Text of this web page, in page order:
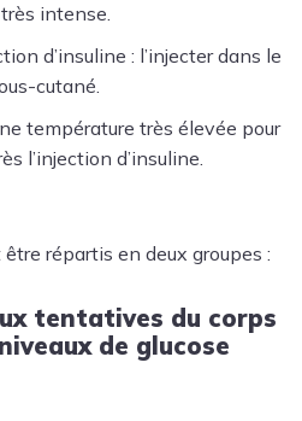
intense.
d’insuline : l’injecter dans le
cutané.
température très élevée pour
l’injection d’insuline.
répartis en deux groupes :
tentatives du corps
de glucose